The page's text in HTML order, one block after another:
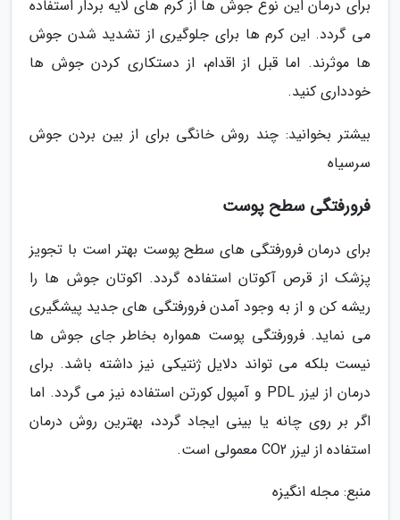
برای درمان این نوع جوش ها از کرم های لایه بردار استفاده
می گردد. این کرم ها برای جلوگیری از تشدید شدن جوش
ها موثرند. اما قبل از اقدام، از دستکاری کردن جوش ها
خودداری کنید.
بیشتر بخوانید: چند روش خانگی برای از بین بردن جوش
سرسیاه
فرورفتگی سطح پوست
برای درمان فرورفتگی های سطح پوست بهتر است با تجویز
پزشک از قرص آکوتان استفاده گردد. اکوتان جوش ها را
ریشه کن و از به وجود آمدن فرورفتگی های جدید پیشگیری
می نماید. فرورفتگی پوست همواره بخاطر جای جوش ها
نیست بلکه می تواند دلایل ژنتیکی نیز داشته باشد. برای
درمان از لیزر PDL و آمپول کورتن استفاده نیز می گردد. اما
اگر بر روی چانه یا بینی ایجاد گردد، بهترین روش درمان
استفاده از لیزر CO2 معمولی است.
منبع: مجله انگیزه